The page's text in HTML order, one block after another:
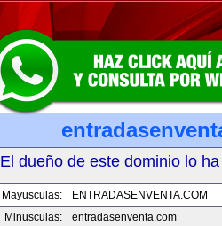
El dueño de este dominio lo
Mayusculas:
ENTRADASENVENTA.COM
Minusculas:
entradasenventa.com